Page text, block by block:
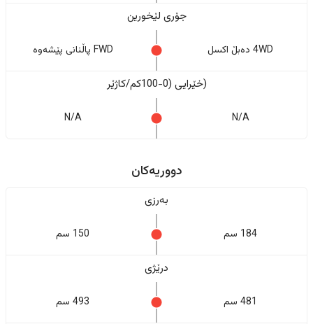
جۆری لێخورین
4WD دەبڵ اکسل FWD پاڵنانی پێشەوە
(خێرایی (0-100کم/کاژێر
N/A
N/A
دووریەکان
بەرزی
184 سم 150 سم
درێژی
481 سم 493 سم